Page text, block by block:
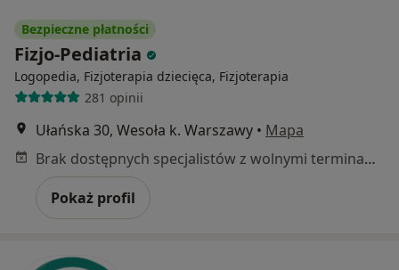
Bezpieczne płatności
Fizjo-Pediatria
Logopedia, Fizjoterapia dziecięca, Fizjoterapia
281 opinii
Ułańska 30, Wesoła k. Warszawy • Mapa
Brak dostępnych specjalistów z wolnymi terminami w tym centrum medycznym.
Pokaż profil